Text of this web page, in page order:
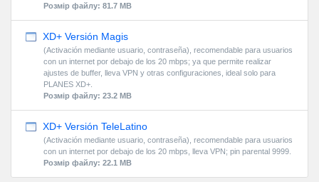
Розмір файлу: 81.7 MB
XD+ Versión Magis
(Activación mediante usuario, contraseña), recomendable para usuarios
con un internet por debajo de los 20 mbps; ya que permite realizar
ajustes de buffer, lleva VPN y otras configuraciones, ideal solo para
PLANES XD+.
Розмір файлу: 23.2 MB
XD+ Versión TeleLatino
(Activación mediante usuario, contraseña), recomendable para usuarios
con un internet por debajo de los 20 mbps, lleva VPN; pin parental 9999.
Розмір файлу: 22.1 MB